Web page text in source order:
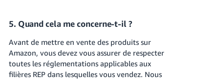
5. Quand cela me concerne-t-il ?
Avant de mettre en vente des produits sur
Amazon, vous devez vous assurer de respecter
toutes les réglementations applicables aux
filières REP dans lesquelles vous vendez. Nous